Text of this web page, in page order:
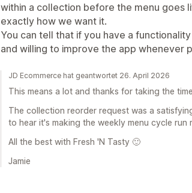
within a collection before the menu goes
exactly how we want it.
You can tell that if you have a
and willing to improve the app whenever
JD Ecommerce hat geantwortet 26. April 2026
This means a lot and thanks for taking the
The collection reorder request was a
to hear it's making the weekly menu cycle run
All the best with Fresh 'N Tasty 🙂
Jamie